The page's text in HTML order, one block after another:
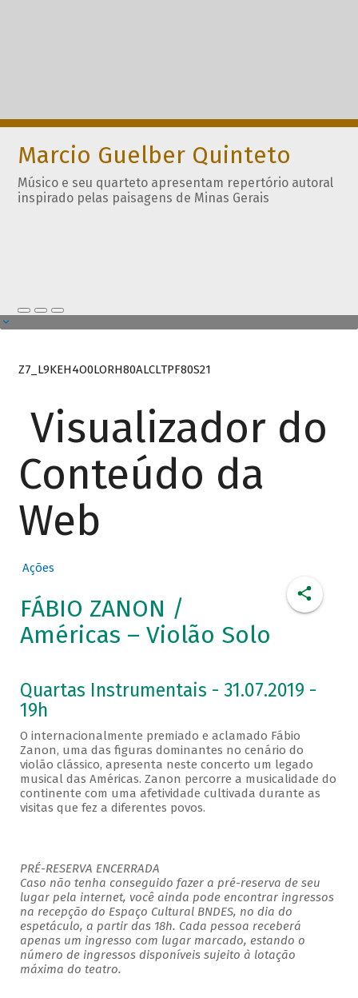
Marcio Guelber Quinteto
Músico e seu quarteto apresentam repertório autoral
inspirado pelas paisagens de Minas Gerais
Z7_L9KEH4O0LORH80ALCLTPF80S21
Visualizador do
Conteúdo da
Web
Ações
FÁBIO ZANON /
Américas – Violão Solo
Quartas Instrumentais - 31.07.2019 -
19h
O internacionalmente premiado e aclamado Fábio
Zanon, uma das figuras dominantes no cenário do
violão clássico, apresenta neste concerto um legado
musical das Américas. Zanon percorre a musicalidade do
continente com uma afetividade cultivada durante as
visitas que fez a diferentes povos.
PRÉ-RESERVA ENCERRADA
Caso não tenha conseguido fazer a pré-reserva de seu
lugar pela internet, você ainda pode encontrar ingressos
na recepção do Espaço Cultural BNDES, no dia do
espetáculo, a partir das 18h. Cada pessoa receberá
apenas um ingresso com lugar marcado, estando o
número de ingressos disponíveis sujeito à lotação
máxima do teatro.